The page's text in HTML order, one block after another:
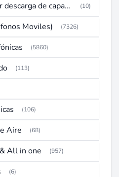
CDI(Ignicion por descarga de capacitor) (10)
Moviles) (7326)
(5860)
(113)
(106)
Aire (68)
All in one (957)
(6)